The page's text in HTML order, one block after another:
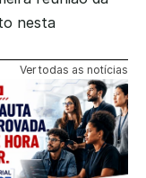
nesta
Ver todas as notícias